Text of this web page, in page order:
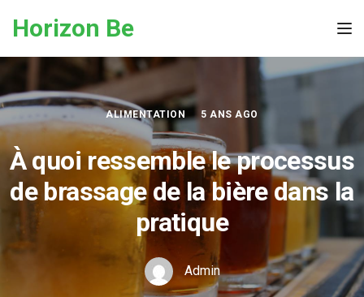
Horizon Be
ALIMENTATION 5 ANS AGO
À quoi ressemble le processus
de brassage de la bière dans la
pratique
Admin